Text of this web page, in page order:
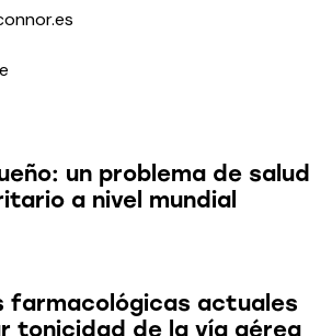
un problema de salud
a nivel mundial
farmacológicas actuales
tonicidad de la vía aérea